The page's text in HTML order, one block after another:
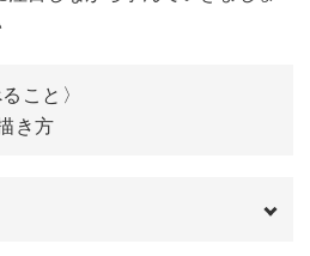
13:51
こと〉
き方